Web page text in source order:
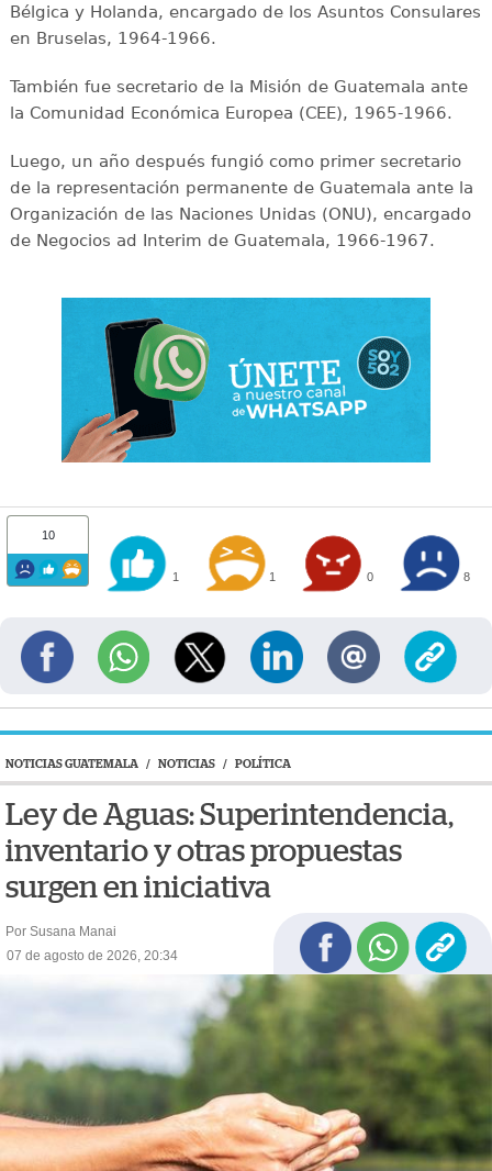
Bélgica y Holanda, encargado de los Asuntos Consulares
en Bruselas, 1964-1966.
También fue secretario de la Misión de Guatemala ante
la Comunidad Económica Europea (CEE), 1965-1966.
Luego, un año después fungió como primer secretario
de la representación permanente de Guatemala ante la
Organización de las Naciones Unidas (ONU), encargado
de Negocios ad Interim de Guatemala, 1966-1967.
10
1 1 0 8
NOTICIAS GUATEMALA / NOTICIAS / POLÍTICA
Ley de Aguas: Superintendencia,
inventario y otras propuestas
surgen en iniciativa
Por Susana Manai
07 de agosto de 2026, 20:34